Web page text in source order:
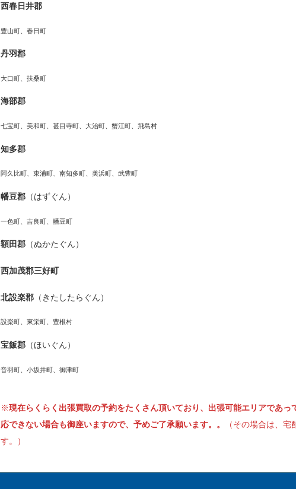
西春日井郡
豊山町、春日町
丹羽郡
大口町、扶桑町
海部郡
七宝町、美和町、甚目寺町、大治町、蟹江町、飛島村
知多郡
阿久比町、東浦町、南知多町、美浜町、武豊町
幡豆郡 （はずぐん）
一色町、吉良町、幡豆町
額田郡 （ぬかたぐん）
西加茂郡三好町
北設楽郡 （きたしたらぐん）
設楽町、東栄町、豊根村
宝飯郡 （ほいぐん）
音羽町、小坂井町、御津町
※現在らくらく出張買取の予約をたくさん頂いており、出張可能エリアであ
応できない場合も御座いますので、予めご了承願います。。
（その場合は、
す。）